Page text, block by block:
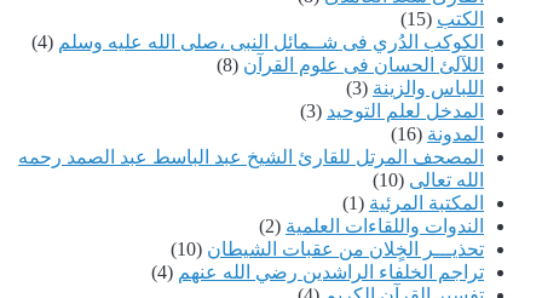
الكتب (15)
الكوكب الدُري فى شــمائل النبى ،صلى الله عليه وسلم (4)
اللآلئ الحسان فى علوم القرآن (8)
اللباس والزينة (3)
المدخل لعلم التوحيد (3)
المدونة (16)
المصحف المرتل للقارئ الشيخ عبد الباسط عبد الصمد رحمه
الله تعالى (10)
المكتبة المرئية (1)
الندوات واللقاءات العلمية (2)
تحذيـــر الخٍلان من عقبات الشيطان (10)
تراجم الخلفاء الراشدين رضي الله عنهم (4)